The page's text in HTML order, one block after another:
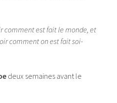
comment est fait le monde, et
comment on est fait soi-
deux semaines avant le